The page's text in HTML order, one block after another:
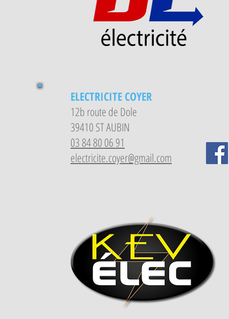
ELECTRICITE COYER
12b route de Dole
39410 ST AUBIN
03 84 80 06 91
electricite.coyer@gmail.com